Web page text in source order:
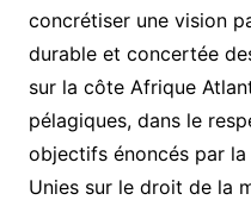
concrétiser une vision
durable et concertée
sur la côte Afrique
pélagiques, dans le
objectifs énoncés par
Unies sur le droit de la